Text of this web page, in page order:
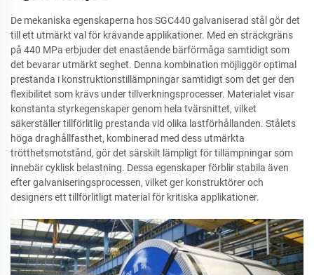
De mekaniska egenskaperna hos SGC440 galvaniserad stål gör det
till ett utmärkt val för krävande applikationer. Med en sträckgräns
på 440 MPa erbjuder det enastående bärförmåga samtidigt som
det bevarar utmärkt seghet. Denna kombination möjliggör optimal
prestanda i konstruktionstillämpningar samtidigt som det ger den
flexibilitet som krävs under tillverkningsprocesser. Materialet visar
konstanta styrkegenskaper genom hela tvärsnittet, vilket
säkerställer tillförlitlig prestanda vid olika lastförhållanden. Stålets
höga draghållfasthet, kombinerad med dess utmärkta
trötthetsmotstånd, gör det särskilt lämpligt för tillämpningar som
innebär cyklisk belastning. Dessa egenskaper förblir stabila även
efter galvaniseringsprocessen, vilket ger konstruktörer och
designers ett tillförlitligt material för kritiska applikationer.